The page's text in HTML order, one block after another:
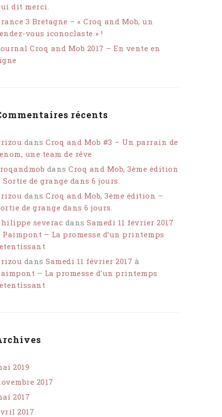
dit merci.
3 Bretagne – « Croq and Mob, un
vous iconoclaste » !
Croq and Mob 2017 – En vente en
récents
dans Croq and Mob #3 – Un parrain de
une team de rêve
dans Croq and Mob, 3ème édition
Sortie de grange dans 6 jours.
dans Croq and Mob, 3ème édition –
de grange dans 6 jours.
severac dans Samedi 11 février 2017
Paimpont – La promesse d’un printemps
dans Samedi 11 février 2017 à
– La promesse d’un printemps
2019
2017
2017
2017